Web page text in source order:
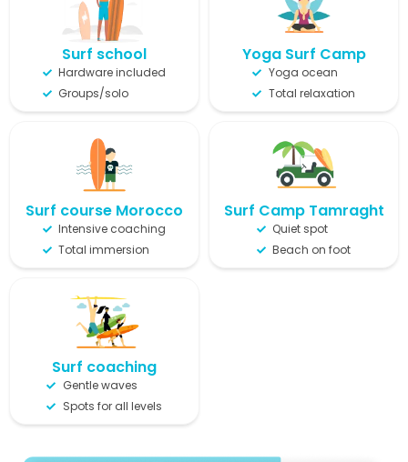
Surf school
Hardware included
Groups/solo
Yoga Surf Camp
Yoga ocean
Total relaxation
Surf course Morocco
Intensive coaching
Total immersion
Surf Camp Tamraght
Quiet spot
Beach on foot
Surf coaching
Gentle waves
Spots for all levels